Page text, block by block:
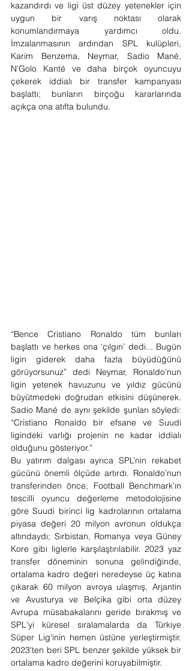
kazandırdı ve ligi üst düzey yetenekler için
uygun bir varış noktası olarak
konumlandırmaya yardımcı oldu.
İmzalanmasının ardından SPL kulüpleri,
Karim Benzema, Neymar, Sadio Mané,
N’Golo Kanté ve daha birçok oyuncuyu
çekerek iddialı bir transfer kampanyası
başlattı; bunların birçoğu kararlarında
açıkça ona atıfta bulundu.
“Bence Cristiano Ronaldo tüm bunları
başlattı ve herkes ona ‘çılgın’ dedi... Bugün
ligin giderek daha fazla büyüdüğünü
görüyorsunuz” dedi Neymar, Ronaldo’nun
ligin yetenek havuzunu ve yıldız gücünü
büyütmedeki doğrudan etkisini düşünerek.
Sadio Mané de aynı şekilde şunları söyledi:
“Cristiano Ronaldo bir efsane ve Suudi
ligindeki varlığı projenin ne kadar iddialı
olduğunu gösteriyor.”
Bu yatırım dalgası ayrıca SPL’nin rekabet
gücünü önemli ölçüde artırdı. Ronaldo’nun
transferinden önce, Football Benchmark’ın
tescilli oyuncu değerleme metodolojisine
göre Suudi birinci lig kadrolarının ortalama
piyasa değeri 20 milyon avronun oldukça
altındaydı; Sırbistan, Romanya veya Güney
Kore gibi liglerle karşılaştırılabilir. 2023 yaz
transfer döneminin sonuna gelindiğinde,
ortalama kadro değeri neredeyse üç katına
çıkarak 60 milyon avroya ulaşmış, Arjantin
ve Avusturya ve Belçika gibi orta düzey
Avrupa müsabakalarını geride bırakmış ve
SPL'yi küresel sıralamalarda da Türkiye
Süper Lig'inin hemen üstüne yerleştirmiştir.
2023'ten beri SPL benzer şekilde yüksek bir
ortalama kadro değerini koruyabilmiştir.